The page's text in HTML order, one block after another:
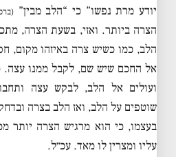
יודע מרת נפשו” כי “הלב מבין”
הצרה ביותר. ואזי, בשעת הצרה,
הלב, כמו כשיש צרה באיזהו מקום,
אל החכם שיש שם, לקבל ממנו עצה.
ועולים אל הלב, לבקש עצה
שוטפים על הלב, ואז הלב בצרה
בעצמו, כי הוא מרגיש הצרה יותר
עליו ומצרין לו מאד. עכ״ל.